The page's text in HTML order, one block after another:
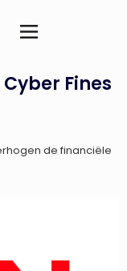
Fines
de financiële